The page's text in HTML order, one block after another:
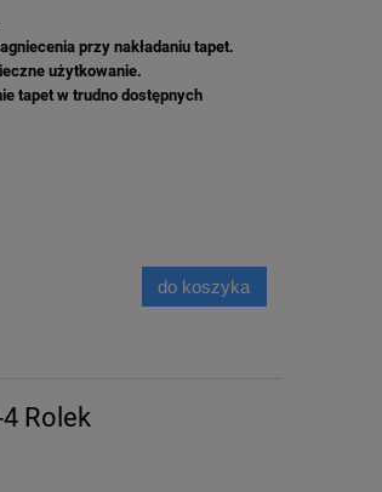
przy nakładaniu tapet.
użytkowanie.
tapet w trudno dostępnych
do koszyka
Rolek